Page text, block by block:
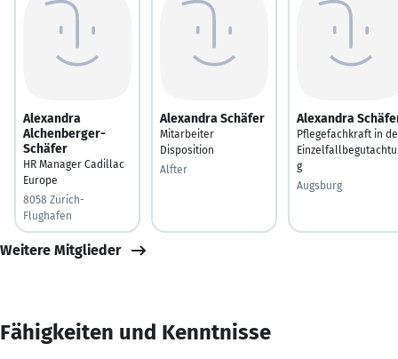
Alexandra
Alchenberger-
Schäfer
HR Manager Cadillac
Europe
8058 Zürich-
Flughafen
Alexandra Schäfer
Mitarbeiter
Disposition
Alfter
Alexandra
Pflegefachkraft in
g
Augsburg
Weitere Mitglieder
Fähigkeiten und Kenntnisse